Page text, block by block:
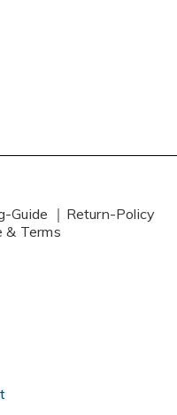
Guide ｜ Return-Policy
& Terms